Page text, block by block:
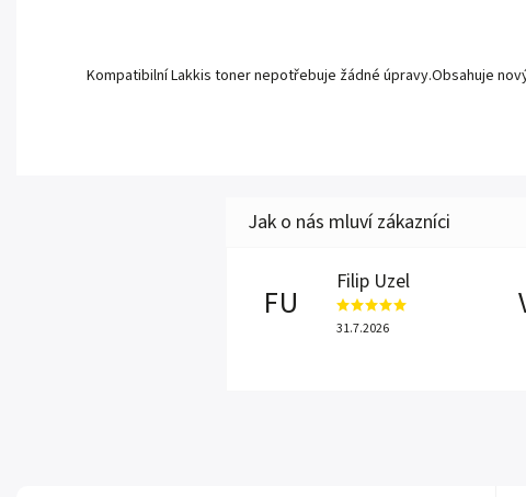
Kompatibilní Lakkis toner nepotřebuje žádné úpravy.Obsahuje
FU
Filip Uzel
31.7.2026